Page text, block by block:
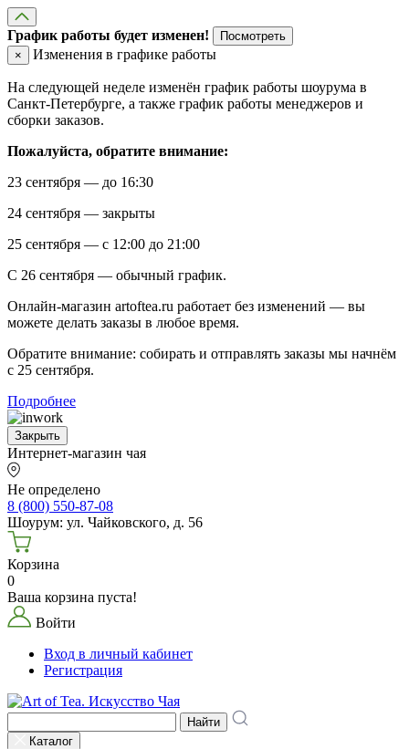
График работы будет изменен!
Посмотреть
×
Изменения в графике работы
На следующей неделе изменён график работы шоурума в
Санкт-Петербурге, а также график работы менеджеров и
сборки заказов.
Пожалуйста, обратите внимание:
23 сентября — до 16:30
24 сентября — закрыты
25 сентября — с 12:00 до 21:00
С 26 сентября — обычный график.
Онлайн-магазин artoftea.ru работает без изменений — вы
можете делать заказы в любое время.
Обратите внимание: собирать и отправлять заказы мы начнём
с 25 сентября.
Подробнее
Закрыть
Интернет-магазин чая
Не определено
8 (800) 550-87-08
Шоурум: ул. Чайковского, д. 56
Корзина
0
Ваша корзина пуста!
Войти
Вход в личный кабинет
Регистрация
Найти
Каталог